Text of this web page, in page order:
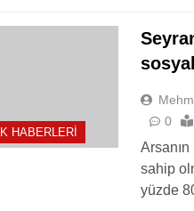
HABERLERI
0
sahip
yüzde